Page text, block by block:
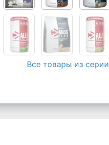
Все товары из серии